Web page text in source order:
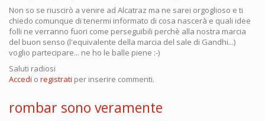
Non so se riuscirò a venire ad Alcatraz ma ne sarei orgoglioso e ti
chiedo comunque di tenermi informato di cosa nascerà e quali idee
folli ne verranno fuori come perseguibili perchè alla nostra marcia
del buon senso (l'equivalente della marcia del sale di Gandhi...)
voglio partecipare... ne ho le balle piene :-)
Saluti radiosi
Accedi o registrati per inserire commenti.
rombar sono veramente